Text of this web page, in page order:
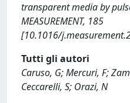
transparent media by
MEASUREMENT, 185
[10.1016/
Tutti gli autori
Caruso, G; Mercuri, F;
Ceccarelli, S; Orazi, N